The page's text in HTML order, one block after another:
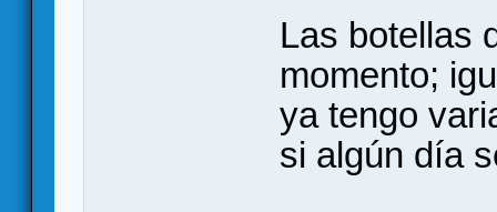
Las botellas
momento;
ya tengo
si algún día